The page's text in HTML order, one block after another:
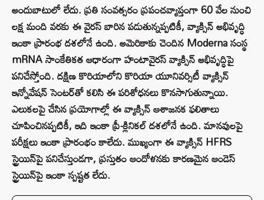
అందుబాటులో లేదు. ప్రతి సంవత్సరం ప్రపంచవ్యాప్తంగా 60 వేల నుంచి
లక్ష మంది వరకు ఈ వైరస్ బారిన పడుతున్నప్పటికీ, వ్యాక్సిన్ అభివృద్ధి
ఇంకా ప్రారంభ దశలోనే ఉంది. అమెరికాకు చెందిన Moderna సంస్థ
mRNA సాంకేతికత ఆధారంగా హంటావైరస్ వ్యాక్సిన్ అభివృద్ధిపై
పనిచేస్తోంది. దక్షిణ కొరియాలోని కొరియా యూనివర్సిటీ వ్యాక్సిన్
ఇన్నోవేషన్ సెంటర్‌తో కలిసి ఈ పరిశోధనలు కొనసాగుతున్నాయి.
ఎలుకలపై చేసిన ప్రయోగాల్లో ఈ వ్యాక్సిన్ ఆశాజనక ఫలితాలు
చూపించినప్పటికీ, ఇది ఇంకా ప్రీ-క్లినికల్ దశలోనే ఉంది. మానవులపై
పరీక్షలు ఇంకా ప్రారంభం కాలేదు. ముఖ్యంగా ఈ వ్యాక్సిన్ HFRS
స్ట్రెయిన్‌పై పనిచేస్తుండగా, ప్రస్తుతం ఆందోళనకు కారణమైన ఆండెస్
స్ట్రెయిన్‌పై ఇంకా స్పష్టత లేదు.